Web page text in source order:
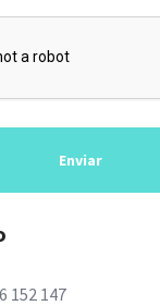
Enviar
152 147